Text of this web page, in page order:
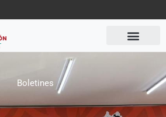
Boletines